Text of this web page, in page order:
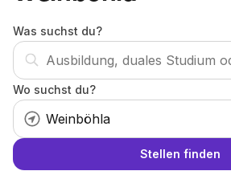
Was suchst du?
Wo suchst du?
Stellen finden